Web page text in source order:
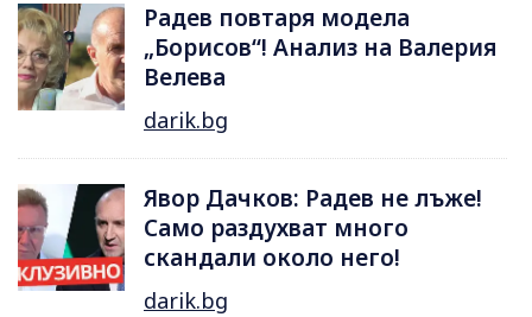
Радев повтаря модела
„Борисов“! Анализ на Валерия
Велева
darik.bg
Явор Дачков: Радев не лъже!
Само раздухват много
скандали около него!
darik.bg